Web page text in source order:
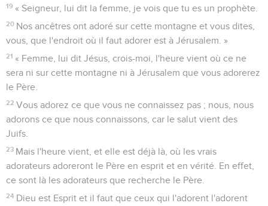
19 « Seigneur, lui dit la femme, je vois que tu es un prophète.
20 Nos ancêtres ont adoré sur cette montagne et vous dites,
vous, que l'endroit où il faut adorer est à Jérusalem. »
21 « Femme, lui dit Jésus, crois-moi, l'heure vient où ce ne
sera ni sur cette montagne ni à Jérusalem que vous adorerez
le Père.
22 Vous adorez ce que vous ne connaissez pas ; nous, nous
adorons ce que nous connaissons, car le salut vient des
Juifs.
23 Mais l'heure vient, et elle est déjà là, où les vrais
adorateurs adoreront le Père en esprit et en vérité. En effet,
ce sont là les adorateurs que recherche le Père.
24 Dieu est Esprit et il faut que ceux qui l'adorent l'adorent